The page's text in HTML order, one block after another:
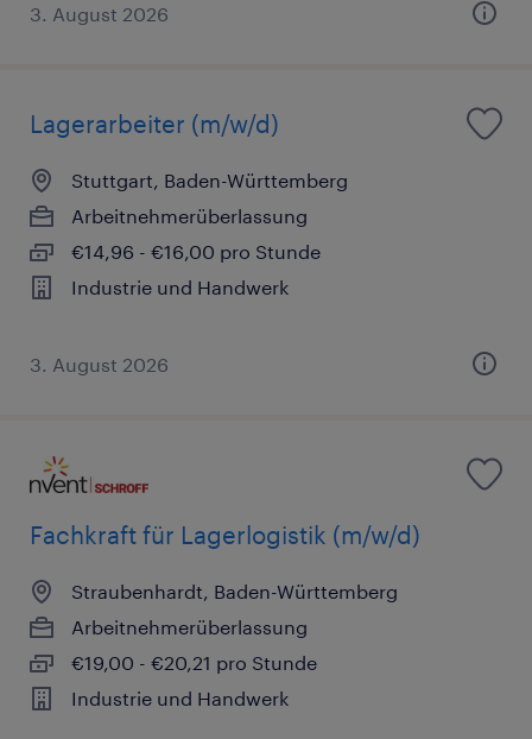
3. August 2026
Lagerarbeiter (m/w/d)
Stuttgart, Baden-Württemberg
Arbeitnehmerüberlassung
€14,96 - €16,00 pro Stunde
Industrie und Handwerk
3. August 2026
Fachkraft für Lagerlogistik (m/w/d)
Straubenhardt, Baden-Württemberg
Arbeitnehmerüberlassung
€19,00 - €20,21 pro Stunde
Industrie und Handwerk